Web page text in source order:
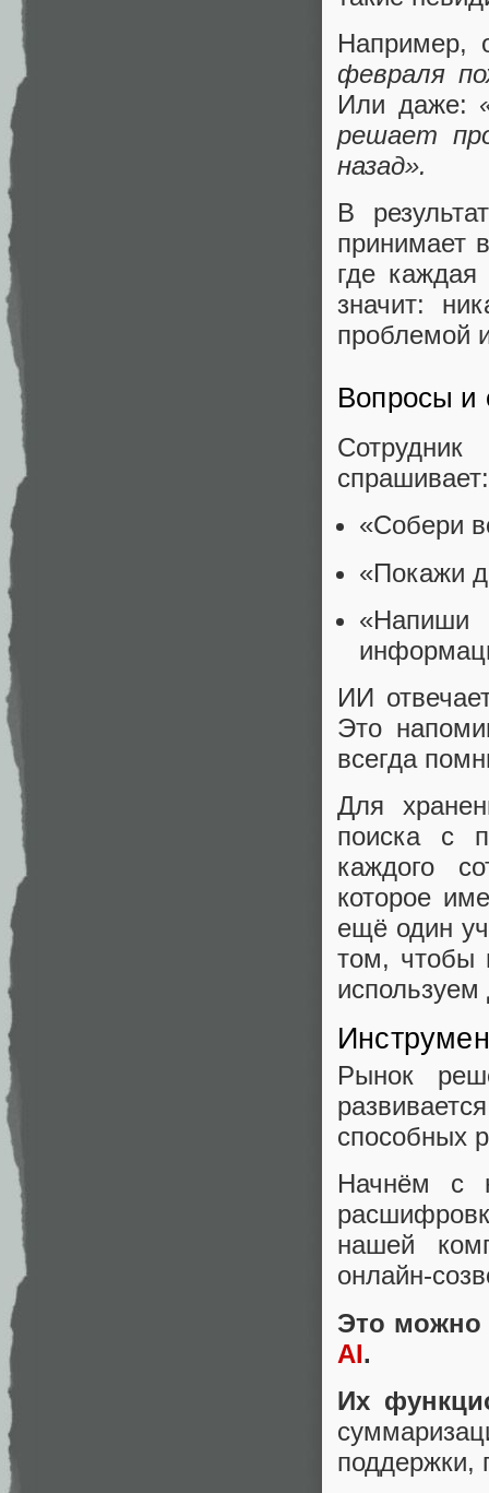
Например,
февраля
Или даже:
решает
назад».
В
принимает
где
значит:
проблемой
Вопросы и
спрашивает:
«Собери
«Покажи
ИИ
Это
всегда
Для
поиска с
каждого
которое
ещё один
том, чтобы
используем
Рынок
способных
Начнём с
нашей
онлайн-
Это
AI.
Их
поддержки,